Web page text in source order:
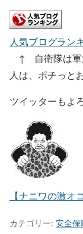
人気ブログラン
↑ 自衛隊は軍
人は、ポチっと
ツイッターもよ
【ナニワの激オ
カテゴリー: 安全保